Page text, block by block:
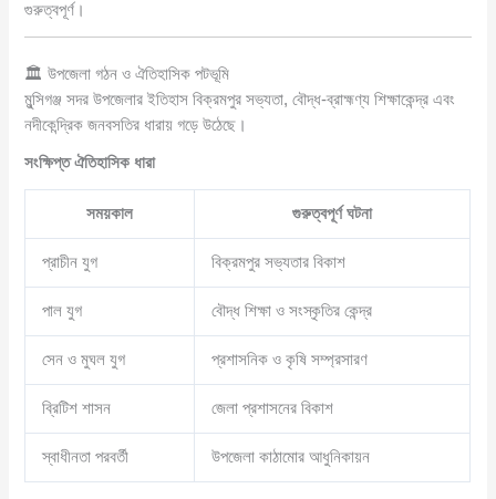
গুরুত্বপূর্ণ।
🏛️ উপজেলা গঠন ও ঐতিহাসিক পটভূমি
মুন্সিগঞ্জ সদর উপজেলার ইতিহাস বিক্রমপুর সভ্যতা, বৌদ্ধ-ব্রাহ্মণ্য শিক্ষাকেন্দ্র এবং
নদীকেন্দ্রিক জনবসতির ধারায় গড়ে উঠেছে।
সংক্ষিপ্ত ঐতিহাসিক ধারা
সময়কাল গুরুত্বপূর্ণ ঘটনা
প্রাচীন যুগ বিক্রমপুর সভ্যতার বিকাশ
পাল যুগ বৌদ্ধ শিক্ষা ও সংস্কৃতির কেন্দ্র
সেন ও মুঘল যুগ প্রশাসনিক ও কৃষি সম্প্রসারণ
ব্রিটিশ শাসন জেলা প্রশাসনের বিকাশ
স্বাধীনতা পরবর্তী উপজেলা কাঠামোর আধুনিকায়ন